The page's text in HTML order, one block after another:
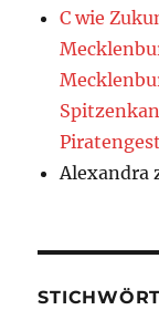
C wie
Alexandra